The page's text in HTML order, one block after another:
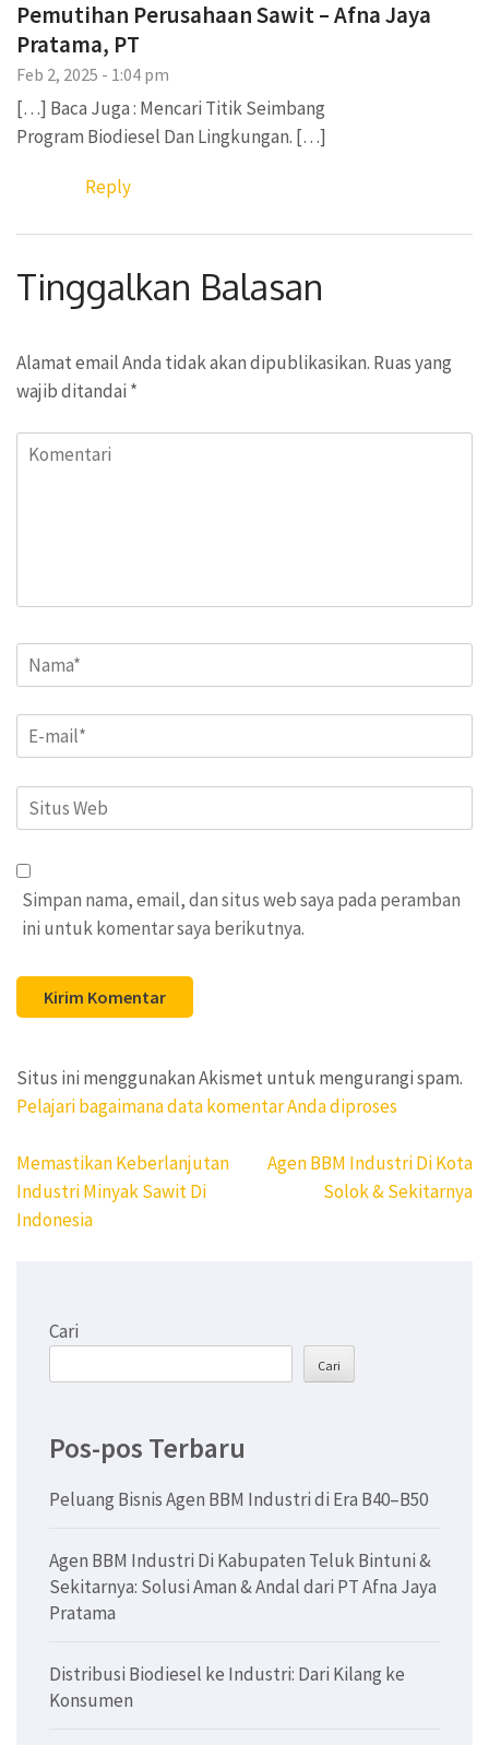
Pemutihan Perusahaan Sawit – Afna Jaya
Pratama, PT
Feb 2, 2025 - 1:04 pm
[…] Baca Juga : Mencari Titik Seimbang
Program Biodiesel Dan Lingkungan. […]
Reply
Tinggalkan Balasan
Alamat email Anda tidak akan dipublikasikan. Ruas yang
wajib ditandai *
Komentari
Name*
Email*
Situs
Web
Simpan nama, email, dan situs web saya pada peramban
ini untuk komentar saya berikutnya.
Situs ini menggunakan Akismet untuk mengurangi spam.
Pelajari bagaimana data komentar Anda diproses
Navigasi
pos
Memastikan Keberlanjutan
Industri Minyak Sawit Di
Indonesia
Agen BBM Industri Di Kota
Solok & Sekitarnya
Cari
Cari
Pos-pos Terbaru
Peluang Bisnis Agen BBM Industri di Era B40–B50
Agen BBM Industri Di Kabupaten Teluk Bintuni &
Sekitarnya: Solusi Aman & Andal dari PT Afna Jaya
Pratama
Distribusi Biodiesel ke Industri: Dari Kilang ke
Konsumen